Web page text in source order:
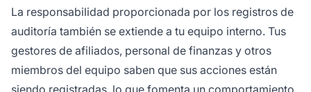
La responsabilidad proporcionada por los registros de
auditoría también se extiende a tu equipo interno. Tus
gestores de afiliados, personal de finanzas y otros
miembros del equipo saben que sus acciones están
siendo registradas, lo que fomenta un comportamiento